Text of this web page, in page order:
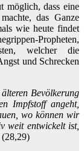
möglich, dass eine
das Ganze
wie heute findet
Propheten,
welcher die
und Schrecken
Bevölkerung
Impfstoff angeht,
wo können wir
weit entwickelt ist,
(28,29)